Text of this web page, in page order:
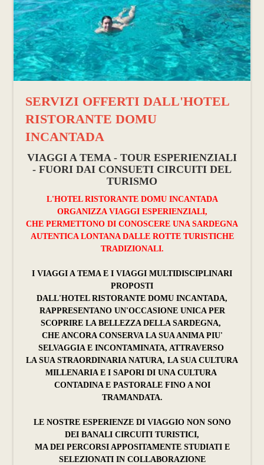
SERVIZI OFFERTI DALL'HOTEL
RISTORANTE DOMU
INCANTADA
VIAGGI A TEMA - TOUR ESPERIENZIALI
- FUORI DAI CONSUETI CIRCUITI DEL
TURISMO
L'HOTEL RISTORANTE DOMU INCANTADA
ORGANIZZA VIAGGI ESPERIENZIALI,
CHE PERMETTONO DI CONOSCERE UNA SARDEGNA
AUTENTICA LONTANA DALLE ROTTE TURISTICHE
TRADIZIONALI.
I VIAGGI A TEMA E I VIAGGI MULTIDISCIPLINARI
PROPOSTI
DALL'HOTEL RISTORANTE DOMU INCANTADA,
RAPPRESENTANO UN'OCCASIONE UNICA PER
SCOPRIRE LA BELLEZZA DELLA SARDEGNA,
CHE ANCORA CONSERVA LA SUA ANIMA PIU'
SELVAGGIA E INCONTAMINATA, ATTRAVERSO
LA SUA STRAORDINARIA NATURA, LA SUA CULTURA
MILLENARIA E I SAPORI DI UNA CULTURA
CONTADINA E PASTORALE FINO A NOI
TRAMANDATA.
LE NOSTRE ESPERIENZE DI VIAGGIO NON SONO
DEI BANALI CIRCUITI TURISTICI,
MA DEI PERCORSI APPOSITAMENTE STUDIATI E
SELEZIONATI IN COLLABORAZIONE